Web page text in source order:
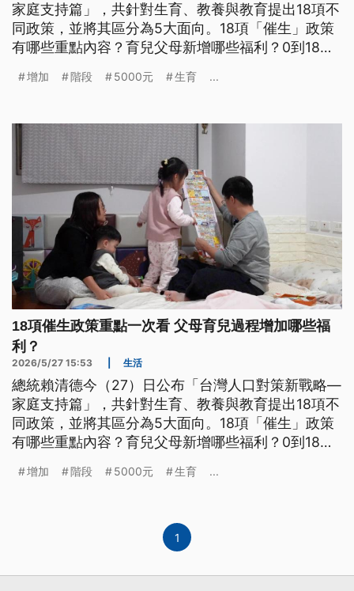
家庭支持篇」，共針對生育、教養與教育提出18項不
同政策，並將其區分為5大面向。18項「催生」政策
有哪些重點內容？育兒父母新增哪些福利？0到18歲
增加 階段 5000元 生育 ...
18項催生政策重點一次看 父母育兒過程增加哪些福
利？
2026/5/27 15:53 生活
總統賴清德今（27）日公布「台灣人口對策新戰略—
家庭支持篇」，共針對生育、教養與教育提出18項不
同政策，並將其區分為5大面向。18項「催生」政策
有哪些重點內容？育兒父母新增哪些福利？0到18歲
增加 階段 5000元 生育 ...
1